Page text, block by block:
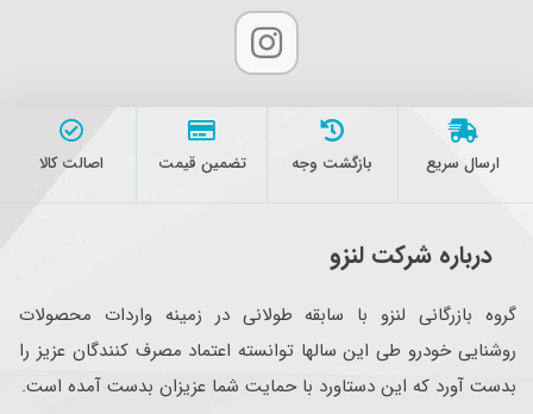
ارسال سریع بازگشت وجه تضمین قیمت اصالت کالا
درباره شرکت لنزو
گروه بازرگانی لنزو با سابقه طولانی در زمینه واردات محصولات
روشنایی خودرو طی این سالها توانسته اعتماد مصرف کنندگان عزیز را
بدست آورد که این دستاورد با حمایت شما عزیزان بدست آمده است.